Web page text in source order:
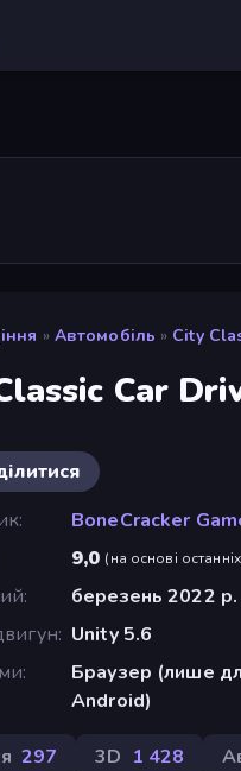
» Автомобіль » City
Car
BoneCracker
9,0 (на основі
березень 2022 р.
Unity 5.6
Браузер (лише
Android)
297 3D 1 428